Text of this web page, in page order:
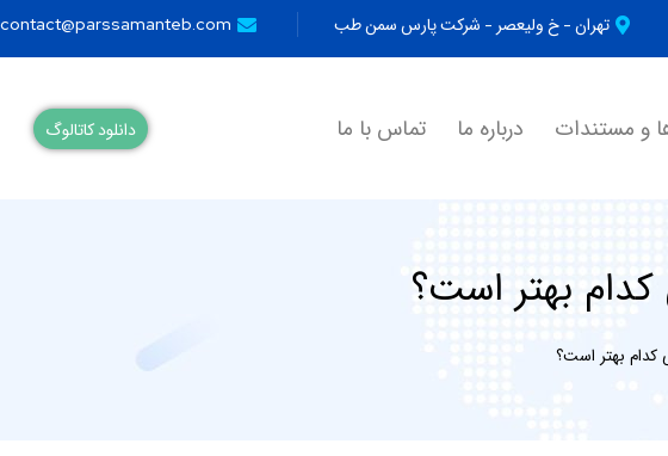
تهران - خ ولیعصر - شرکت پارس سمن طب contact@parssamanteb.com
و مستندات درباره ما تماس با ما دانلود کاتالوگ
بهتر است؟
کدام بهتر است؟